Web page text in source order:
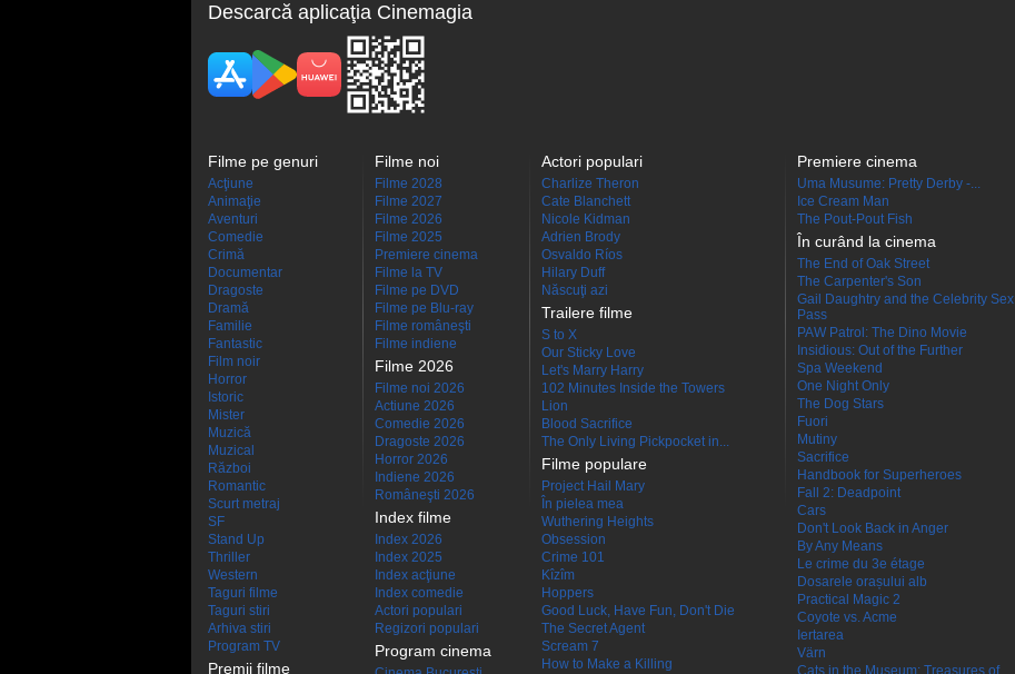
Descarcă aplicaţia Cinemagia
Filme pe genuri
Acţiune
Animaţie
Aventuri
Comedie
Crimă
Documentar
Dragoste
Dramă
Familie
Fantastic
Film noir
Horror
Istoric
Mister
Muzică
Muzical
Război
Romantic
Scurt metraj
SF
Stand Up
Thriller
Western
Taguri filme
Taguri stiri
Arhiva stiri
Program TV
Premii filme
Filme noi
Filme 2028
Filme 2027
Filme 2026
Filme 2025
Premiere cinema
Filme la TV
Filme pe DVD
Filme pe Blu-ray
Filme româneşti
Filme indiene
Filme 2026
Filme noi 2026
Actiune 2026
Comedie 2026
Dragoste 2026
Horror 2026
Indiene 2026
Româneşti 2026
Index filme
Index 2026
Index 2025
Index acţiune
Index comedie
Actori populari
Regizori populari
Program cinema
Actori populari
Charlize Theron
Cate Blanchett
Nicole Kidman
Adrien Brody
Osvaldo Ríos
Hilary Duff
Născuţi azi
Trailere filme
S to X
Our Sticky Love
Let's Marry Harry
102 Minutes Inside the Towers
Lion
Blood Sacrifice
The Only Living Pickpocket in...
Filme populare
Project Hail Mary
În pielea mea
Wuthering Heights
Obsession
Crime 101
Kîzîm
Hoppers
Good Luck, Have Fun, Don't Die
The Secret Agent
Scream 7
How to Make a Killing
Premiere cinema
Uma Musume: Pretty Derby -...
Ice Cream Man
The Pout-Pout Fish
În curând la cinema
The End of Oak Street
The Carpenter's Son
Gail Daughtry and the Celebrity Sex
Pass
PAW Patrol: The Dino Movie
Insidious: Out of the Further
Spa Weekend
One Night Only
The Dog Stars
Fuori
Mutiny
Sacrifice
Handbook for Superheroes
Fall 2: Deadpoint
Cars
Don't Look Back in Anger
By Any Means
Le crime du 3e étage
Dosarele orașului alb
Practical Magic 2
Coyote vs. Acme
Iertarea
Värn
Cats in the Museum: Treasures of